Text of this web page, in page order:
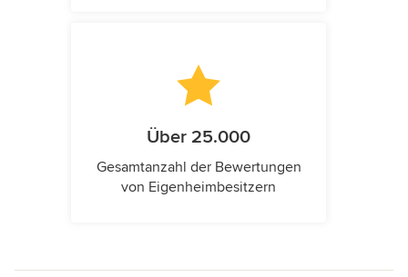
Über 25.000
Gesamtanzahl der Bewertungen
von Eigenheimbesitzern